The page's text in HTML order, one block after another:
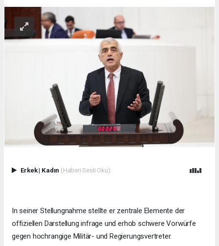
Erkek| Kadın (Haberi Sesli Oku)
In seiner Stellungnahme stellte er zentrale Elemente der
offiziellen Darstellung infrage und erhob schwere Vorwürfe
gegen hochrangige Militär- und Regierungsvertreter.